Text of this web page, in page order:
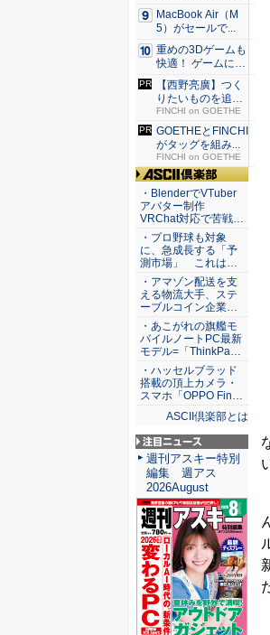
MacBook Air（M
5）がセールで...
重めの3Dゲームも
快適！ ゲームに強
いH...
【西野亮廣】つく
りたいものを追求
できる環...
FINCHI on GOETHE
GOETHEとFINCHI
がタッグを組み...
FINCHI on GOETHE
ASCII倶楽部
・BlenderでVTuber
アバター制作
VRChat対応で苦戦…
・プロ野球も対象
に、急成長する「予
測市場」 これは…
・アマゾン配送を支
える物流大手、ステ
ーブルコイン企業…
・あこがれの旗艦モ
バイルノートPC最新
モデル=「ThinkPa…
・ハッセルブラッド
搭載の頂上カメラ・
スマホ「OPPO Fin…
ASCII倶楽部とは
注目ニュース
週刊アスキー特別
編集 週アス
2026August